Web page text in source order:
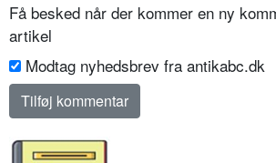
Få besked når der kommer en ny
artikel
Modtag nyhedsbrev fra antikabc.dk